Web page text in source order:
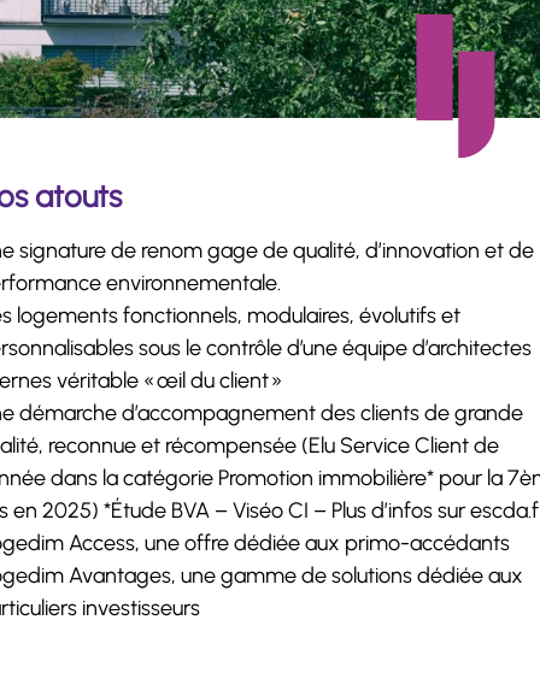
atouts
signature de renom gage de qualité, d’innovation et de
environnementale.
logements fonctionnels, modulaires, évolutifs et
sous le contrôle d’une équipe d’architectes
véritable « œil du client »
démarche d’accompagnement des clients de grande
reconnue et récompensée (Elu Service Client de
dans la catégorie Promotion immobilière* pour la
en 2025) *Étude BVA – Viséo CI – Plus d’infos sur
Access, une offre dédiée aux primo-accédants
Avantages, une gamme de solutions dédiée aux
investisseurs